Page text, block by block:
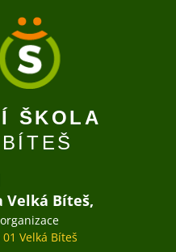
ŠKOLA
Velká Bíteš,
Velká Bíteš